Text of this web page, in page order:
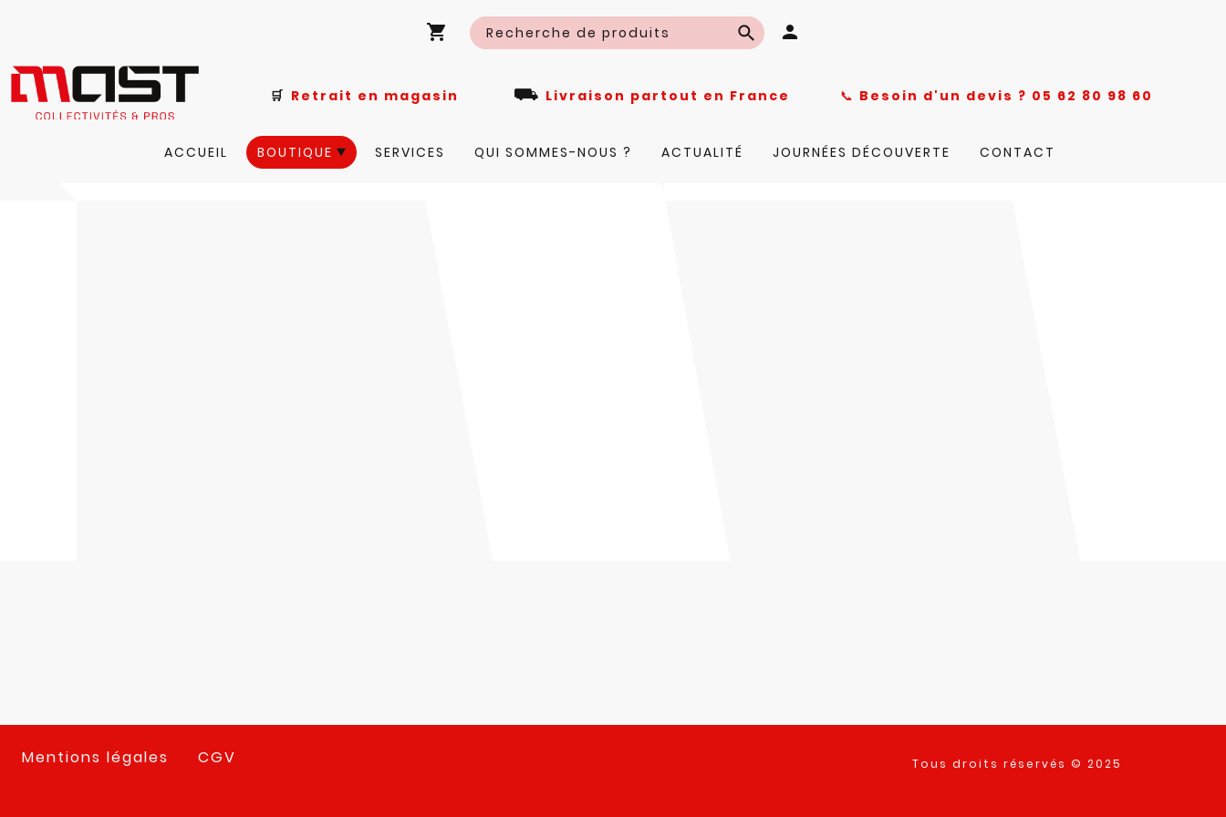
🛒 Retrait en magasin ⛟ Livraison partout en France 📞 Besoin d'un devis ? 05 62 80 98 60
ACCUEIL BOUTIQUE SERVICES QUI SOMMES-NOUS ? ACTUALITÉ JOURNÉES DÉCOUVERTE CONTACT
Mentions légales CGV Tous droits réservés © 2025